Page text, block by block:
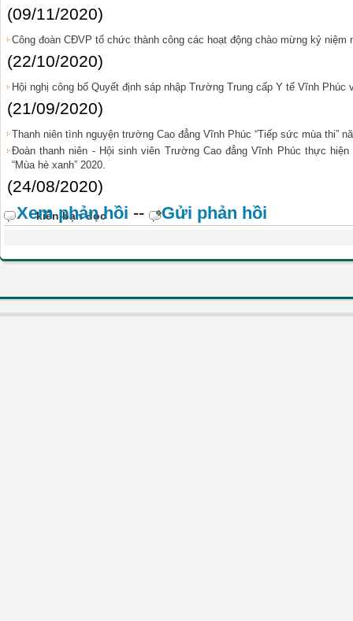
(09/11/2020)
Công đoàn CĐVP tổ chức thành công các hoạt động chào mừng kỷ niệm
(22/10/2020)
Hội nghị công bố Quyết định sáp nhập Trường Trung cấp Y tế Vĩnh
(21/09/2020)
Thanh niên tình nguyện trường Cao đẳng Vĩnh Phúc “Tiếp sức mùa thi”
Đoàn thanh niên - Hội sinh viên Trường Cao đẳng Vĩnh Phúc thực
“Mùa hè xanh” 2020.
(24/08/2020)
kiến bạn đọc
Xem phản hồi -- Gửi phản hồi